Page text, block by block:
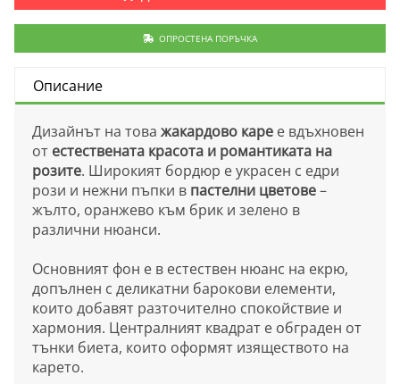
ОПРОСТЕНА ПОРЪЧКА
Описание
Дизайнът на това жакардово каре е вдъхновен
от естествената красота и романтиката на
розите. Широкият бордюр е украсен с едри
рози и нежни пъпки в пастелни цветове–
жълто, оранжево към брик и зелено в
различни нюанси.
Основният фон е в естествен нюанс на екрю,
допълнен с деликатни барокови елементи,
които добавят разточително спокойствие и
хармония. Централният квадрат е обграден от
тънки биета, които оформят изяществото на
карето.